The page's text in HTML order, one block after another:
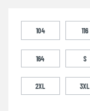
104 116
164 S
2XL 3XL